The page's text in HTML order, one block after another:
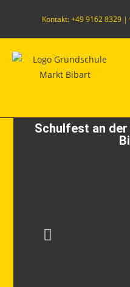
Kontakt: +49 9162 8329 |
Schulfest an